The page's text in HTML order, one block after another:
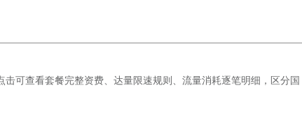
可查看套餐完整资费、达量限速规则、流量消耗逐笔明细，区分国